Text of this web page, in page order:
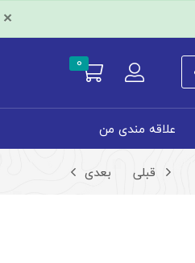
×
0
علاقه مندی من
قبلی بعدی